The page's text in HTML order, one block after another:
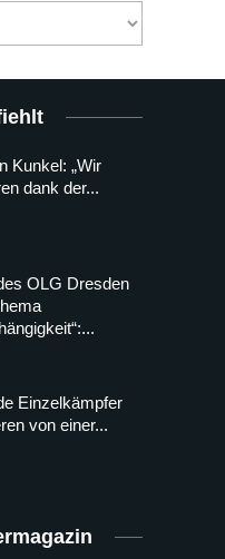
Kunkel: „Wir
dank der...
OLG Dresden
Einzelkämpfer
von einer...